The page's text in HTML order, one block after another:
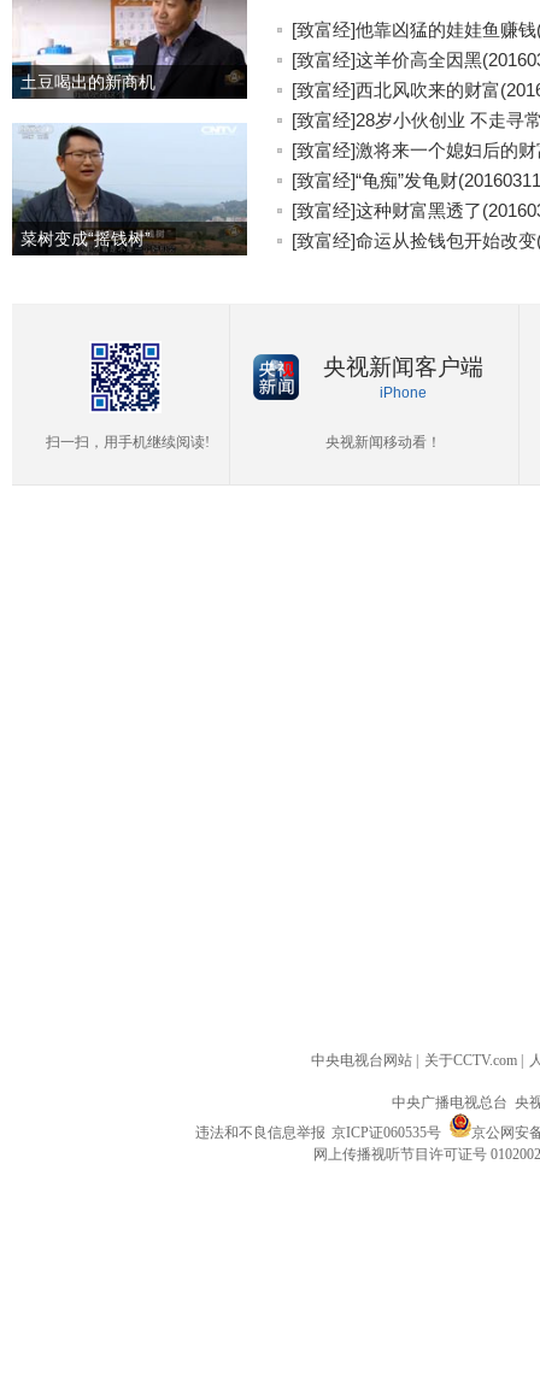
土豆喝出的新商机
菜树变成“摇钱树”
[致富经]他靠凶猛的娃娃鱼赚钱
[致富经]这羊价高全因黑
[致富经]西北风吹来的财富
[致富经]28岁小伙创业 不走寻
[致富经]激将来一个媳妇后的
[致富经]“龟痴”发龟财
[致富经]这种财富黑透了
[致富经]命运从捡钱包开始改变
扫一扫，用手机继续阅读!
央视新闻客户端
iPhone
央视新闻移动看！
中央电视台网站 关于CCTV.com
中央广播电视总台 央
违法和不良信息举报 京ICP证060535号
京公网安
网上传播视听节目许可证号